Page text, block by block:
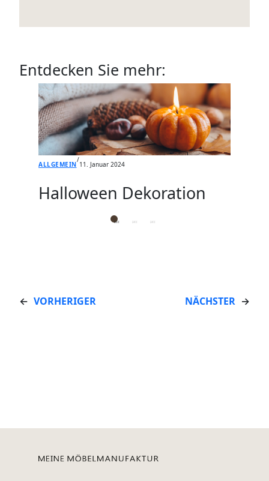
Entdecken Sie mehr:
ALLGEMEIN
/
11. Januar 2024
Halloween Dekoration
← VORHERIGER NÄCHSTER →